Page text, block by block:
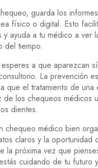
guarda los
físico o digital. Esto
y ayuda a tu médico a ver
del tiempo.
a que aparezcan
La prevención
que el tratamiento de una
de los chequeos médicos
dientes.
chequeo médico bien
claros y la oportunidad
la próxima vez que
cuidando de tu futuro